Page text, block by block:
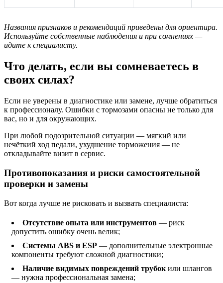
Названия признаков и рекомендаций приведены для ориентира.
Используйте собственные наблюдения и при сомнениях —
идите к специалисту.
Что делать, если вы сомневаетесь в
своих силах?
Если не уверены в диагностике или замене, лучше обратиться
к профессионалу. Ошибки с тормозами опасны не только для
вас, но и для окружающих.
При любой подозрительной ситуации — мягкий или
нечёткий ход педали, ухудшение торможения — не
откладывайте визит в сервис.
Противопоказания и риски самостоятельной
проверки и замены
Вот когда лучше не рисковать и вызвать специалиста:
Отсутствие опыта или инструментов — риск
допустить ошибку очень велик;
Системы ABS и ESP — дополнительные электронные
компоненты требуют сложной диагностики;
Наличие видимых повреждений трубок или шлангов
— нужна профессиональная замена;